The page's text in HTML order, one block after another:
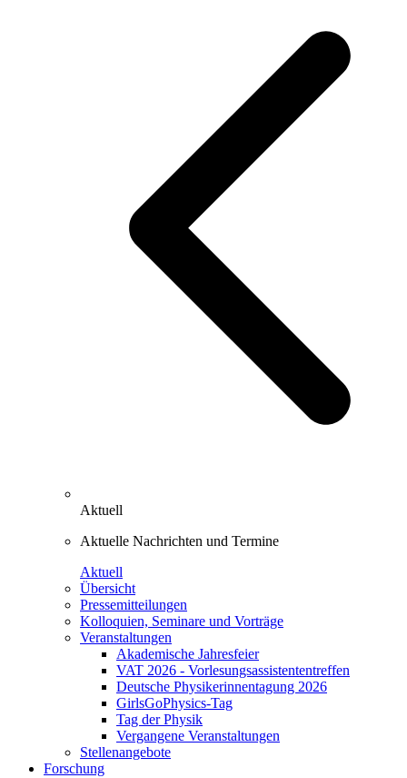
Aktuell
Aktuelle Nachrichten und Termine
Aktuell
Übersicht
Pressemitteilungen
Kolloquien, Seminare und Vorträge
Veranstaltungen
Akademische Jahresfeier
VAT 2026 - Vorlesungsassistententreffen
Deutsche Physikerinnentagung 2026
GirlsGoPhysics-Tag
Tag der Physik
Vergangene Veranstaltungen
Stellenangebote
Forschung